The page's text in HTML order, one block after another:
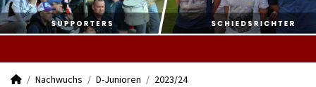
Nachwuchs D-Junioren
2023/24